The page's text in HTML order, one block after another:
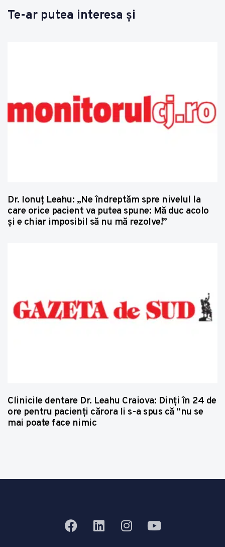
Te-ar putea interesa și
Dr. Ionuț Leahu: „Ne îndreptăm spre nivelul la
care orice pacient va putea spune: Mă duc acolo
și e chiar imposibil să nu mă rezolve!”
Clinicile dentare Dr. Leahu Craiova: Dinţi în 24 de
ore pentru pacienţi cărora li s-a spus că “nu se
mai poate face nimic